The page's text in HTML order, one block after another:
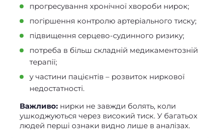
прогресування хронічної хвороби нирок;
погіршення контролю артеріального тиску;
підвищення серцево-судинного ризику;
потреба в більш складній медикаментозній
терапії;
у частини пацієнтів – розвиток ниркової
недостатності.
Важливо: нирки не завжди болять, коли
ушкоджуються через високий тиск. У багатьох
людей перші ознаки видно лише в аналізах.